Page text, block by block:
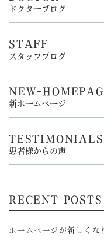
ドクターブログ
STAFF
スタッフブログ
NEW-
新ホームページ
TESTIMONIALS
患者様からの声
RECENT POSTS
ホームページが新しくな